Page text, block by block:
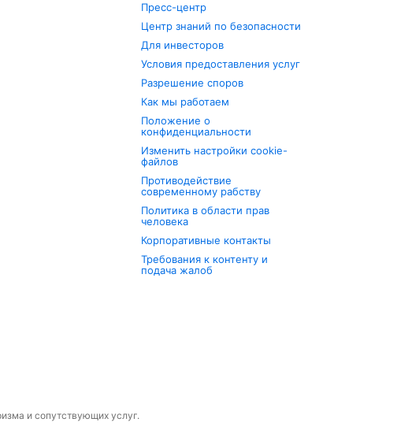
Пресс-центр
Центр знаний по безопасности
Для инвесторов
Условия предоставления услуг
Разрешение споров
Как мы работаем
Положение о
конфиденциальности
Изменить настройки cookie-
файлов
Противодействие
современному рабству
Политика в области прав
человека
Корпоративные контакты
Требования к контенту и
подача жалоб
и сопутствующих услуг.